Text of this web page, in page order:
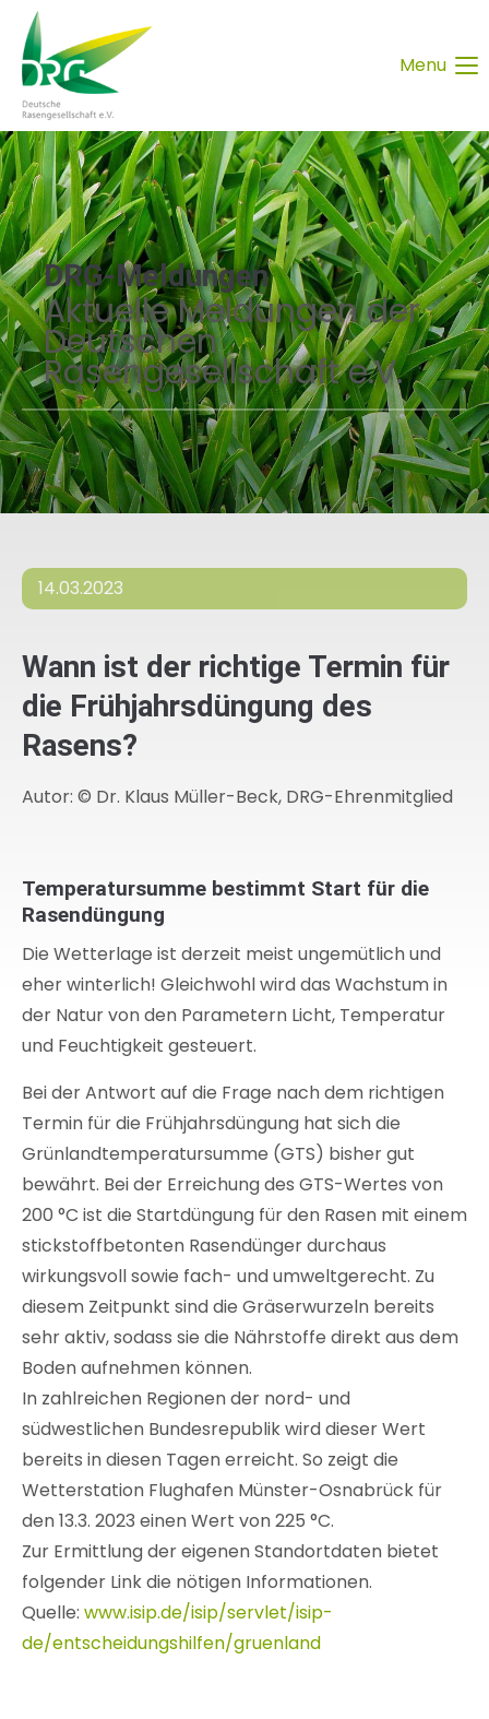
Menu
DRG-Meldungen
Aktuelle Meldungen der
Deutschen
Rasengesellschaft e.V.
14.03.2023
Wann ist der richtige Termin für
die Frühjahrsdüngung des
Rasens?
Autor: © Dr. Klaus Müller-Beck, DRG-Ehrenmitglied
Temperatursumme bestimmt Start für die
Rasendüngung
Die Wetterlage ist derzeit meist ungemütlich und
eher winterlich! Gleichwohl wird das Wachstum in
der Natur von den Parametern Licht, Temperatur
und Feuchtigkeit gesteuert.
Bei der Antwort auf die Frage nach dem richtigen
Termin für die Frühjahrsdüngung hat sich die
Grünlandtemperatursumme (GTS) bisher gut
bewährt. Bei der Erreichung des GTS-Wertes von
200 °C ist die Startdüngung für den Rasen mit einem
stickstoffbetonten Rasendünger durchaus
wirkungsvoll sowie fach- und umweltgerecht. Zu
diesem Zeitpunkt sind die Gräserwurzeln bereits
sehr aktiv, sodass sie die Nährstoffe direkt aus dem
Boden aufnehmen können.
In zahlreichen Regionen der nord- und
südwestlichen Bundesrepublik wird dieser Wert
bereits in diesen Tagen erreicht. So zeigt die
Wetterstation Flughafen Münster-Osnabrück für
den 13.3. 2023 einen Wert von 225 °C.
Zur Ermittlung der eigenen Standortdaten bietet
folgender Link die nötigen Informationen.
Quelle: www.isip.de/isip/servlet/isip-
de/entscheidungshilfen/gruenland